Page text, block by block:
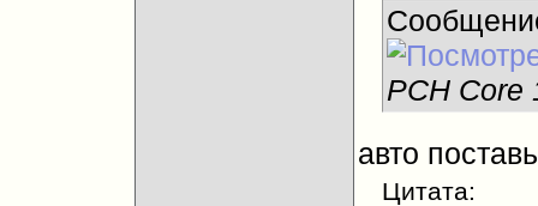
PCH Core
авто
Цитата: